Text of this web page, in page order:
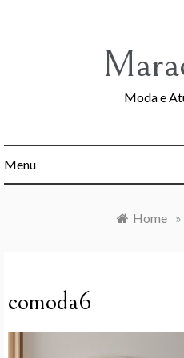
Moda e
Menu
Home »
comoda6